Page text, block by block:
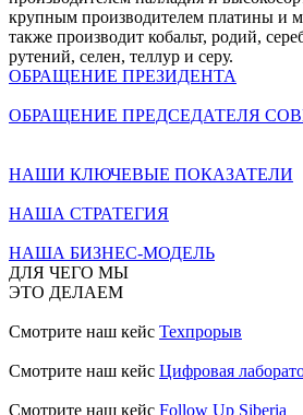
крупным производителем платины и
также производит кобальт, родий,
рутений, селен, теллур и серу.
ОБРАЩЕНИЕ ПРЕЗИДЕНТА
ОБРАЩЕНИЕ ПРЕДСЕДАТЕЛЯ
НАШИ КЛЮЧЕВЫЕ ПОКАЗАТЕЛИ
НАША СТРАТЕГИЯ
НАША БИЗНЕС-МОДЕЛЬ
ДЛЯ ЧЕГО МЫ
ЭТО ДЕЛАЕМ
Смотрите наш кейс Техпрорыв
Смотрите наш кейс Цифровая
Смотрите наш кейс Follow Up Siberia